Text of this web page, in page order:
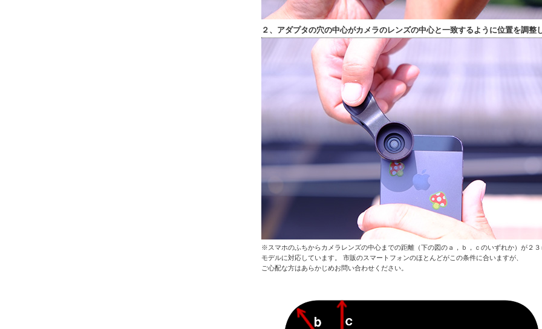
２、アダプタの穴の中心がカメラのレンズの中心と一致するように位置を調整
※スマホのふちからカメラレンズの中心までの距離（下の図のａ，ｂ，ｃのいずれか）が２
モデルに対応しています。 市販のスマートフォンのほとんどがこの条件に合いますが、
ご心配な方はあらかじめお問い合わせください。